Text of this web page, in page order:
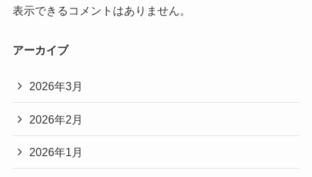
表示できるコメントはありません。
アーカイブ
2026年3月
2026年2月
2026年1月